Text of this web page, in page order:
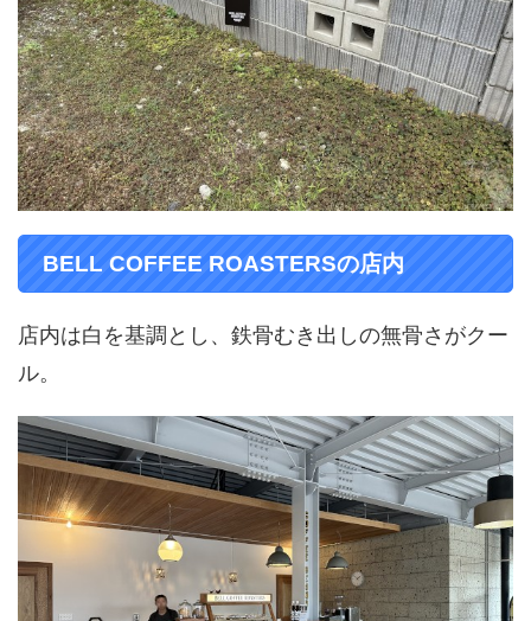
BELL COFFEE ROASTERSの店内
店内は白を基調とし、鉄骨むき出しの無骨さがクー
ル。